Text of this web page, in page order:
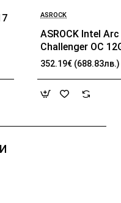
ASROCK
ASROCK Intel
Challenger OC
192-bit HDMI 3x
352.19€ (688.83лв.)